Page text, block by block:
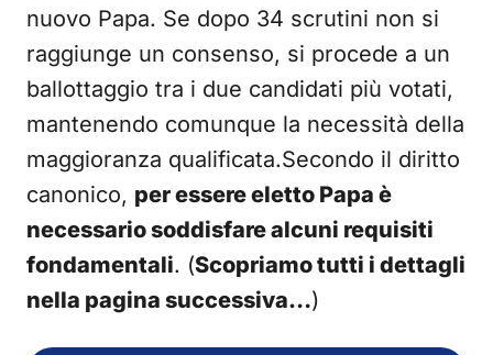
nuovo Papa. Se dopo 34 scrutini non si
raggiunge un consenso, si procede a un
ballottaggio tra i due candidati più votati,
mantenendo comunque la necessità della
maggioranza qualificata.Secondo il diritto
canonico, per essere eletto Papa è
necessario soddisfare alcuni requisiti
fondamentali. (Scopriamo tutti i dettagli
nella pagina successiva…)